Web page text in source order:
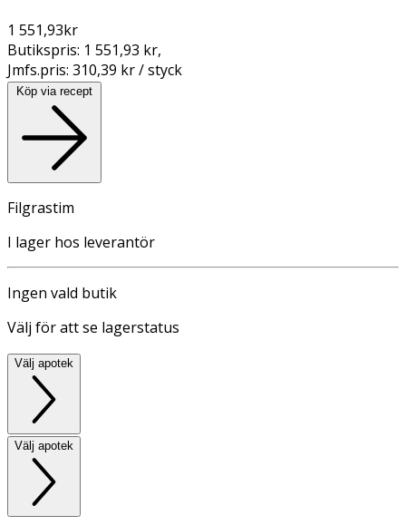
1 551,93kr
Butikspris: 1 551,93 kr,
Jmfs.pris: 310,39 kr / styck
Köp via recept
Filgrastim
I lager hos leverantör
Ingen vald butik
Välj för att se lagerstatus
Välj apotek
Välj apotek